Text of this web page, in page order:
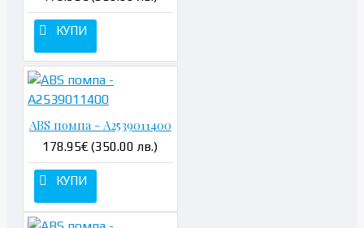
КУПИ
ABS помпа - A2539011400
178.95€ (350.00 лв.)
КУПИ